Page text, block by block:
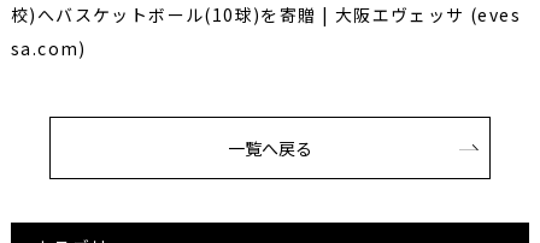
校)へバスケットボール(10球)を寄贈 | 大阪エヴェッサ (eves
sa.com)
一覧へ戻る